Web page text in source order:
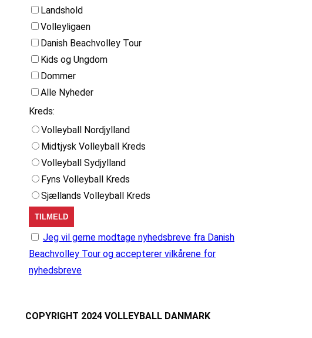
Landshold
Volleyligaen
Danish Beachvolley Tour
Kids og Ungdom
Dommer
Alle Nyheder
Kreds:
Volleyball Nordjylland
Midtjysk Volleyball Kreds
Volleyball Sydjylland
Fyns Volleyball Kreds
Sjællands Volleyball Kreds
Jeg vil gerne modtage nyhedsbreve fra Danish
Beachvolley Tour og accepterer vilkårene for
nyhedsbreve
COPYRIGHT 2024 VOLLEYBALL DANMARK